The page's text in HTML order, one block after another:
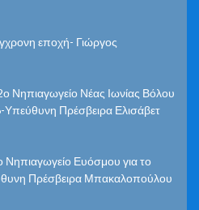
εποχή- Γιώργος
Νηπιαγωγείο Νέας Ιωνίας Βόλου
Υπεύθυνη Πρέσβειρα Ελισάβετ
Νηπιαγωγείο Ευόσμου για το
Πρέσβειρα Μπακαλοπούλου